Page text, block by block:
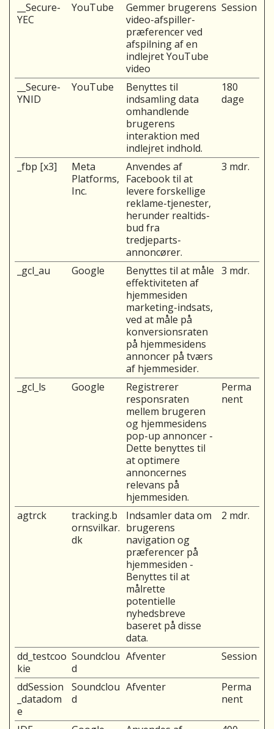
__Secure-
YEC
YouTube
Gemmer brugerens
video-afspiller-
præferencer ved
afspilning af en
indlejret YouTube
video
Session
__Secure-
YNID
YouTube
Benyttes til
indsamling data
omhandlende
brugerens
interaktion med
indlejret indhold.
180
dage
_fbp [x3]
Meta
Platforms,
Inc.
Anvendes af
Facebook til at
levere forskellige
reklame-tjenester,
herunder realtids-
bud fra
tredjeparts-
annoncører.
3 mdr.
_gcl_au Google
Benyttes til at måle
effektiviteten af
hjemmesiden
marketing-indsats,
ved at måle på
konversionsraten
på hjemmesidens
annoncer på tværs
af hjemmesider.
3 mdr.
_gcl_ls Google
Registrerer
responsraten
mellem brugeren
og hjemmesidens
pop-up annoncer -
Dette benyttes til
at optimere
annoncernes
relevans på
hjemmesiden.
Perma
nent
agtrck
tracking.b
ornsvilkar.
dk
Indsamler data om
brugerens
navigation og
præferencer på
hjemmesiden -
Benyttes til at
målrette
potentielle
nyhedsbreve
baseret på disse
data.
2 mdr.
dd_testcoo
kie
Soundclou
d
Afventer Session
ddSession
_datadom
e
Soundclou
d
Afventer
Perma
nent